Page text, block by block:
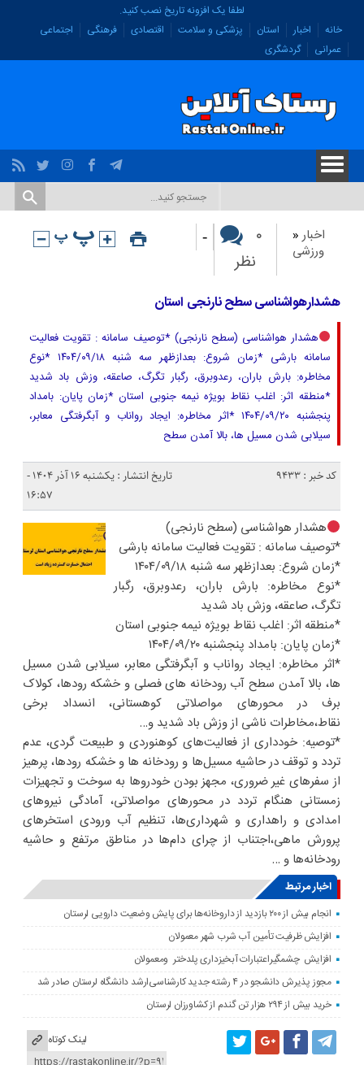
لطفا یک افزونه تاریخ نصب کنید.
خانه
اخبار استان پزشکی و سلامت اقتصادی فرهنگی
اجتماعی
عمرانی
گردشگری
اخبار«
ورزشی
۰
نظر
-
هشدارهواشناسی سطح نارنجی استان
هشدار هواشناسی (سطح نارنجی) *توصیف سامانه : تقویت فعالیت
سامانه بارشی *زمان شروع: بعدازظهر سه شنبه ۱۴۰۴/۰۹/۱۸ *نوع
مخاطره: بارش باران، رعدوبرق، رگبار تگرگ، صاعقه، وزش باد شدید
*منطقه اثر: اغلب نقاط بویژه نیمه جنوبی استان *زمان پایان: بامداد
پنجشنبه ۱۴۰۴/۰۹/۲۰ *اثر مخاطره: ایجاد رواناب و آبگرفتگی معابر،
سیلابی شدن مسیل ها، بالا آمدن سطح
کد خبر : 9433
تاریخ انتشار : یکشنبه ۱۶ آذر ۱۴۰۴ -
۱۶:۵۷
هشدار هواشناسی (سطح نارنجی)
*توصیف سامانه : تقویت فعالیت سامانه بارشی
*زمان شروع: بعدازظهر سه شنبه ۱۴۰۴/۰۹/۱۸
*نوع مخاطره: بارش باران، رعدوبرق، رگبار
تگرگ، صاعقه، وزش باد شدید
*منطقه اثر: اغلب نقاط بویژه نیمه جنوبی استان
*زمان پایان: بامداد پنجشنبه ۱۴۰۴/۰۹/۲۰
*اثر مخاطره: ایجاد رواناب و آبگرفتگی معابر، سیلابی شدن مسیل
ها، بالا آمدن سطح آب رودخانه های فصلی و خشکه رودها، کولاک
برف در محورهای مواصلاتی کوهستانی، انسداد برخی
نقاط،مخاطرات ناشی از وزش باد شدید و…
*توصیه: خودداری از فعالیت‌های کوهنوردی و طبیعت گردی، عدم
تردد و توقف در حاشیه مسیل‌ها و رودخانه ها و خشکه رودها، پرهیز
از سفرهای غیر ضروری، مجهز بودن خودروها به سوخت و تجهیزات
زمستانی هنگام تردد در محورهای مواصلاتی، آمادگی نیروهای
امدادی و راهداری و شهرداری‌ها، تنظیم آب ورودی استخرهای
پرورش ماهی،اجتناب از چرای دام‌ها در مناطق مرتفع و حاشیه
رودخانه‌ها و …
اخبار مرتبط
انجام بیش از ۲۰۰ بازدید از داروخانه‌ها برای پایش وضعیت دارویی لرستان
افزایش ظرفیت تأمین آب شرب شهر معمولان
افزایش چشمگیراعتبارات آبخیزداری پلدختر ومعمولان
مجوز پذیرش دانشجو در ۴ رشته جدید کارشناسی‌ارشد دانشگاه لرستان صادر شد
خرید بیش از ۲۹۴ هزار تن گندم از کشاورزان لرستان
لینک کوتاه